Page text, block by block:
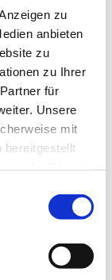
zu
anbieten
zu
zu Ihrer
für
Unsere
mit
bereitgestellt
ein